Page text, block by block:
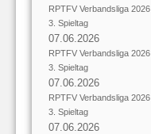
RPTFV Verbandsliga 2026
3. Spieltag
07.06.2026
RPTFV Verbandsliga 2026
3. Spieltag
07.06.2026
RPTFV Verbandsliga 2026
3. Spieltag
07.06.2026